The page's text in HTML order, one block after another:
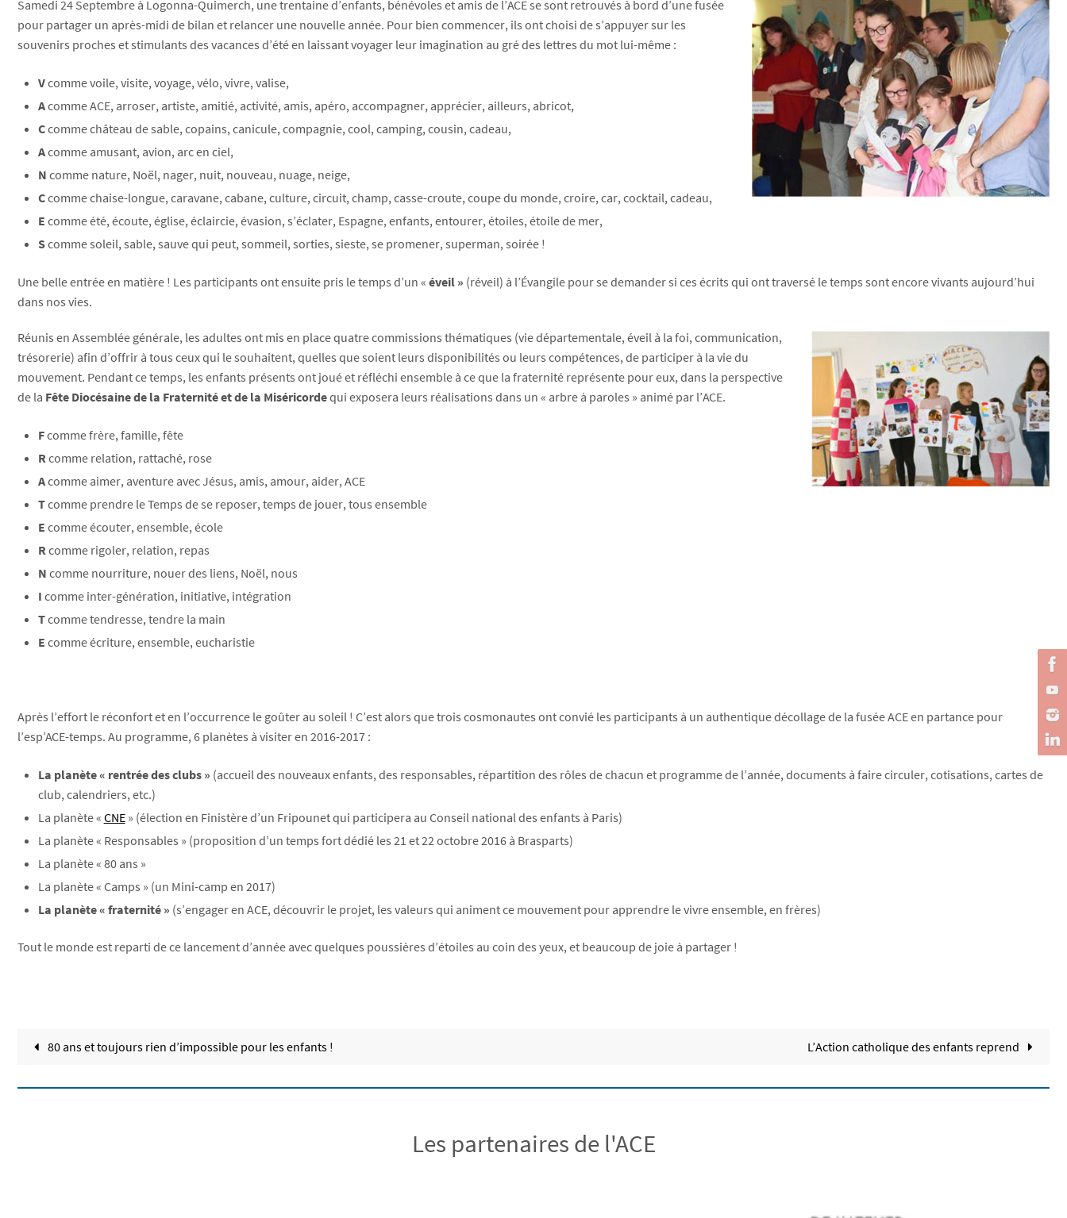
Samedi 24 Septembre à Logonna-Quimerch, une trentaine d’enfants, bénévoles et amis de l’ACE se sont retrouvés à bord d’une fusée
pour partager un après-midi de bilan et relancer une nouvelle année. Pour bien commencer, ils ont choisi de s’appuyer sur les
souvenirs proches et stimulants des vacances d’été en laissant voyager leur imagination au gré des lettres du mot lui-même :
Vcomme voile, visite, voyage, vélo, vivre, valise,
Acomme ACE, arroser, artiste, amitié, activité, amis, apéro, accompagner, apprécier, ailleurs, abricot,
Ccomme château de sable, copains, canicule, compagnie, cool, camping, cousin, cadeau,
Acomme amusant, avion, arc en ciel,
N comme nature, Noël, nager, nuit, nouveau, nuage, neige,
Ccomme chaise-longue, caravane, cabane, culture, circuit, champ, casse-croute, coupe du monde, croire, car, cocktail, cadeau,
E comme été, écoute, église, éclaircie, évasion, s’éclater, Espagne, enfants, entourer, étoiles, étoile de mer,
Scomme soleil, sable, sauve qui peut, sommeil, sorties, sieste, se promener, superman, soirée !
Une belle entrée en matière ! Les participants ont ensuite pris le temps d’un « éveil » (réveil) à l’Évangile pour se demander si ces écrits qui ont traversé le temps sont encore vivants aujourd’hui
dans nos vies.
Réunis en Assemblée générale, les adultes ont mis en place quatre commissions thématiques (vie départementale, éveil à la foi, communication,
trésorerie) afin d’offrir à tous ceux qui le souhaitent, quelles que soient leurs disponibilités ou leurs compétences, de participer à la vie du
mouvement. Pendant ce temps, les enfants présents ont joué et réfléchi ensemble à ce que la fraternité représente pour eux, dans la perspective
de la Fête Diocésaine de la Fraternité et de la Miséricordequi exposera leurs réalisations dans un « arbre à paroles » animé par l’ACE.
Fcomme frère, famille, fête
Rcomme relation, rattaché, rose
Acomme aimer, aventure avec Jésus, amis, amour, aider, ACE
Tcomme prendre le Temps de se reposer, temps de jouer, tous ensemble
E comme écouter, ensemble, école
Rcomme rigoler, relation, repas
N comme nourriture, nouer des liens, Noël, nous
I comme inter-génération, initiative, intégration
Tcomme tendresse, tendre la main
E comme écriture, ensemble, eucharistie
Après l’effort le réconfort et en l’occurrence le goûter au soleil ! C’est alors que trois cosmonautes ont convié les participants à un authentique décollage de la fusée ACE en partance pour
l’esp’ACE-temps. Au programme, 6 planètes à visiter en 2016-2017 :
La planète « rentrée des clubs » (accueil des nouveaux enfants, des responsables, répartition des rôles de chacun et programme de l’année, documents à faire circuler, cotisations, cartes de
club, calendriers, etc.)
La planète « CNE» (élection en Finistère d’un Fripounet qui participera au Conseil national des enfants à Paris)
La planète « Responsables » (proposition d’un temps fort dédié les 21 et 22 octobre 2016 à Brasparts)
La planète « 80 ans »
La planète « Camps » (un Mini-camp en 2017)
La planète « fraternité » (s’engager en ACE, découvrir le projet, les valeurs qui animent ce mouvement pour apprendre le vivre ensemble, en frères)
Tout le monde est reparti de ce lancement d’année avec quelques poussières d’étoiles au coin des yeux, et beaucoup de joie à partager !
80 ans et toujours rien d’impossible pour les enfants ! L’Action catholique des enfants reprend
Les partenaires de l'ACE